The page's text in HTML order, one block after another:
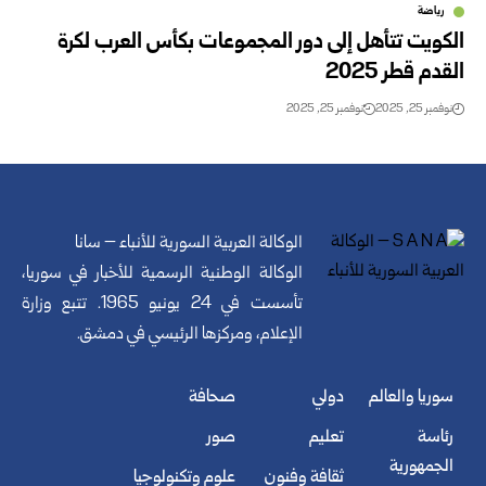
رياضة
الكويت تتأهل إلى دور المجموعات بكأس العرب لكرة
القدم قطر 2025
نوفمبر 25, 2025 نوفمبر 25, 2025
الوكالة العربية السورية للأنباء – سانا
الوكالة الوطنية الرسمية للأخبار في سوريا،
تأسست في 24 يونيو 1965. تتبع وزارة
الإعلام، ومركزها الرئيسي في دمشق.
سوريا والعالم
رئاسة
الجمهورية
دولي
تعليم
ثقافة وفنون
صحافة
صور
علوم وتكنولوجيا